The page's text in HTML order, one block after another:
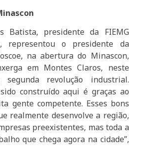
Batista, presidente da FIEMG
representou o presidente da
na abertura do Minascon,
em Montes Claros, neste
segunda revolução industrial.
construído aqui é graças ao
gente competente. Esses bons
realmente desenvolve a região,
preexistentes, mas toda a
que chega agora na cidade”,